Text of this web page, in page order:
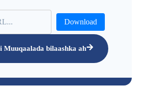
Download
Muuqaalada bilaashka ah